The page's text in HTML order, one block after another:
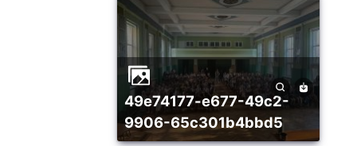
49e74177-e677-49c2-
9906-65c301b4bbd5